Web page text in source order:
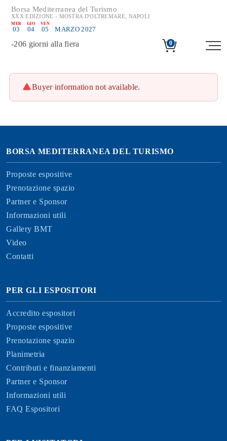
Borsa Mediterranea del Turismo
XXX EDIZIONE - MOSTRA D'OLTREMARE, NAPOLI
MER
03
GIO
04
VEN
05 MARZO 2027
-206 giorni alla fiera 0
Buyer information not available.
BORSA MEDITERRANEA DEL TURISMO
Proposte espositive
Prenotazione spazio
Partner e Sponsor
Informazioni utili
Gallery BMT
Video
Contatti
PER GLI ESPOSITORI
Accredito espositori
Proposte espositive
Prenotazione spazio
Planimetria
Contributi e finanziamenti
Partner e Sponsor
Informazioni utili
FAQ Espositori